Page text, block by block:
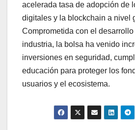
acelerada tasa de adopción de
digitales y la blockchain a nivel
Comprometida con el
industria, la bolsa ha venido
inversiones en seguridad,
educación para proteger los
usuarios y el ecosistema.